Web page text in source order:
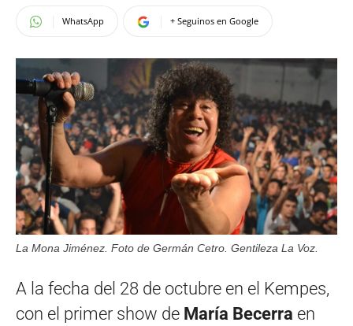
WhatsApp + Seguinos en Google
La Mona Jiménez. Foto de Germán Cetro. Gentileza La Voz.
A la fecha del 28 de octubre en el Kempes,
con el primer show de María Becerra en